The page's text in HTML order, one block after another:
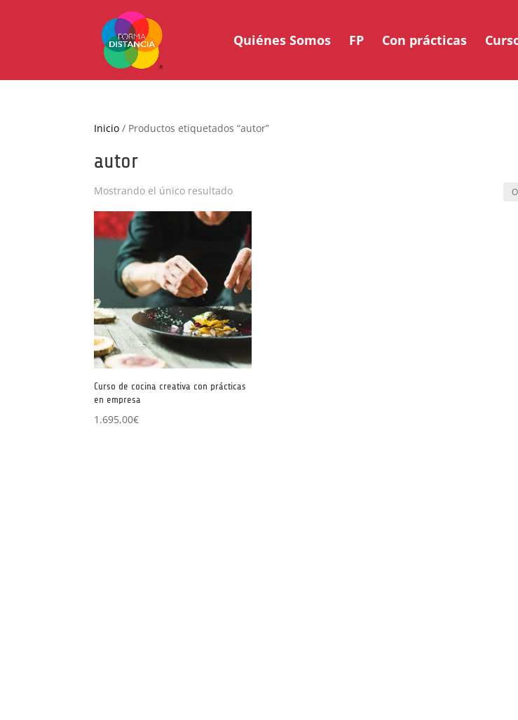
Quiénes Somos FP Con prácticas
Inicio / Productos etiquetados “autor”
autor
Mostrando el único resultado
Curso de cocina creativa con prácticas
en empresa
1.695,00€